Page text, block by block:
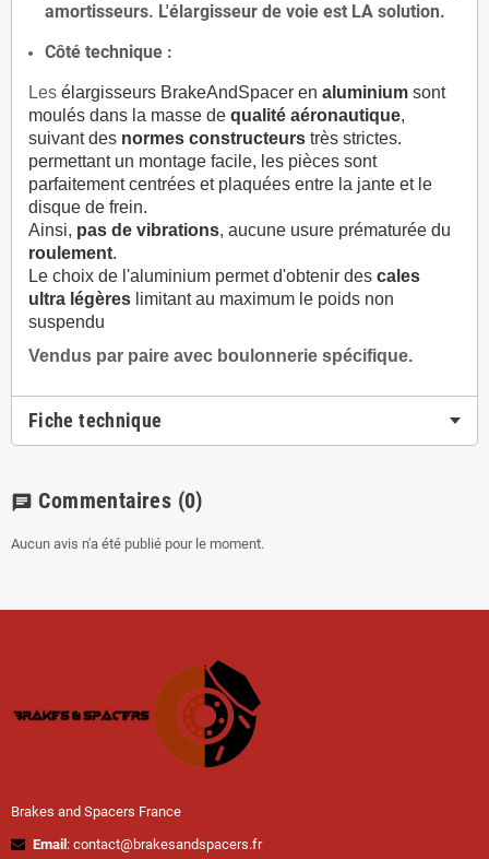
amortisseurs. L'élargisseur de voie est LA solution.
Côté technique :
Les élargisseurs BrakeAndSpacer en aluminium sont
moulés dans la masse de qualité aéronautique,
suivant des normes constructeurs très strictes.
permettant un montage facile, les pièces sont
parfaitement centrées et plaquées entre la jante et le
disque de frein.
Ainsi, pas de vibrations, aucune usure prématurée du
roulement.
Le choix de l'aluminium permet d'obtenir des cales
ultra légères limitant au maximum le poids non
suspendu
Vendus par paire avec boulonnerie spécifique.
Fiche technique
chat Commentaires (0)
Aucun avis n'a été publié pour le moment.
Brakes and Spacers France
Email : contact@brakesandspacers.fr